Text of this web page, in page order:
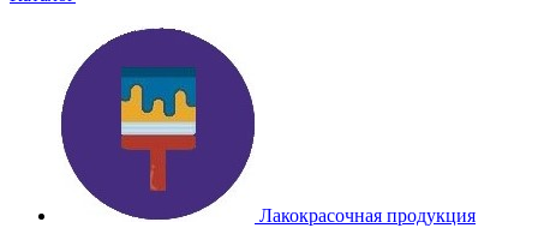
Лакокрасочная продукция